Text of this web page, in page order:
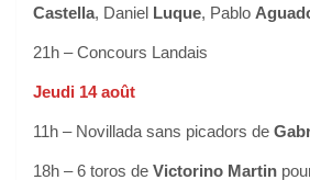
Castella, Daniel Luque, Pablo
21h – Concours Landais
Jeudi 14 août
11h – Novillada sans picadors de
18h – 6 toros de Victorino Martin